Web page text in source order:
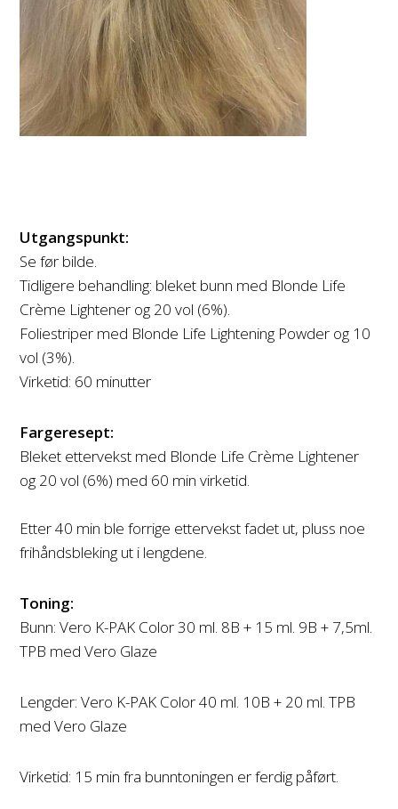
Utgangspunkt:
Se før bilde.
Tidligere behandling: bleket bunn med Blonde Life
Crème Lightener og 20 vol (6%).
Foliestriper med Blonde Life Lightening Powder og 10
vol (3%).
Virketid: 60 minutter
Fargeresept:
Bleket ettervekst med Blonde Life Crème Lightener
og 20 vol (6%) med 60 min virketid.
Etter 40 min ble forrige ettervekst fadet ut, pluss noe
frihåndsbleking ut i lengdene.
Toning:
Bunn: Vero K-PAK Color 30 ml. 8B + 15 ml. 9B + 7,5ml.
TPB med Vero Glaze
Lengder: Vero K-PAK Color 40 ml. 10B + 20 ml. TPB
med Vero Glaze
Virketid: 15 min fra bunntoningen er ferdig påført.